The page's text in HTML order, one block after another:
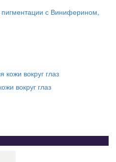
с Виниферином,
вокруг глаз